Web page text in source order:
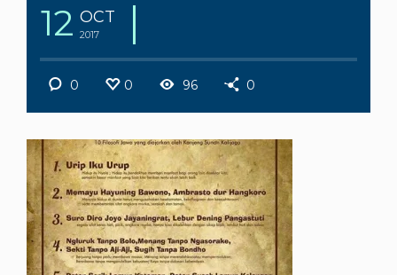
12 OCT
2017
0 0 96 0